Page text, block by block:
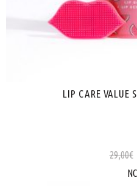
LIP CARE VALUE
29,00€